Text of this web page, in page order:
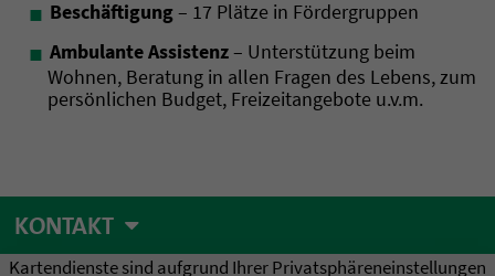
Beschäftigung – 17 Plätze in Fördergruppen
Ambulante Assistenz– Unterstützung beim
Wohnen, Beratung in allen Fragen des Lebens, zum
persönlichen Budget, Freizeitangebote u.v.m.
KONTAKT
Kartendienste sind aufgrund Ihrer Privatsphäreneinstellungen